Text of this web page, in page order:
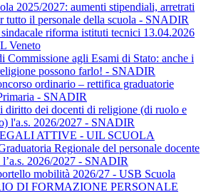
2025/2027: aumenti stipendiali, arretrati
tutto il personale della scuola - SNADIR
sindacale riforma istituti tecnici 13.04.2026
Veneto
Commissione agli Esami di Stato: anche i
possono farlo! - SNADIR
ordinario – rettifica graduatorie
- SNADIR
diritto dei docenti di religione (di ruolo e
l'a.s. 2026/2027 - SNADIR
ATTIVE - UIL SCUOLA
Regionale del personale docente
2026/2027 - SNADIR
mobilità 2026/27 - USB Scuola
DI FORMAZIONE PERSONALE